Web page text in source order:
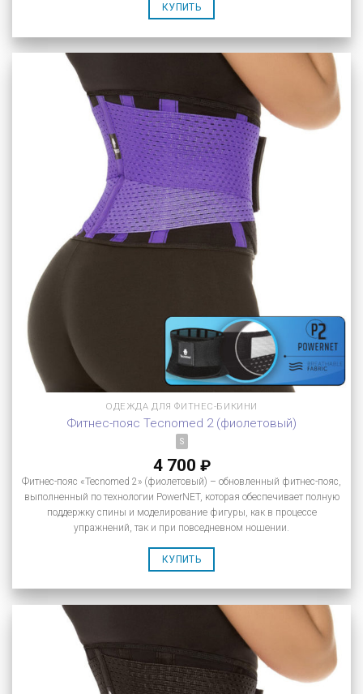
КУПИТЬ
ОДЕЖДА ДЛЯ ФИТНЕС-БИКИНИ
Фитнес-пояс Tecnomed 2 (фиолетовый)
S
4 700 ₽
Фитнес-пояс «Tecnomed 2» (фиолетовый) – обновленный фитнес-пояс,
выполненный по технологии PowerNET, которая обеспечивает полную
поддержку спины и моделирование фигуры, как в процессе
упражнений, так и при повседневном ношении.
КУПИТЬ